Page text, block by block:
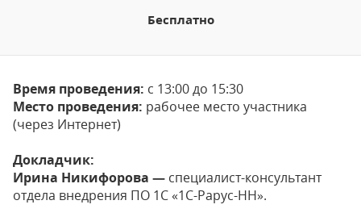
Бесплатно
Время проведения: с 13:00 до 15:30
Место проведения: рабочее место участника
(через Интернет)
Докладчик:
Ирина Никифорова — специалист-консультант
отдела внедрения ПО 1С «1С-Рарус-НН».